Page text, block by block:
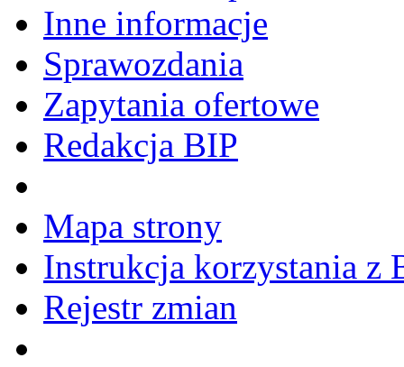
Inne informacje
Sprawozdania
Zapytania ofertowe
Redakcja BIP
Mapa strony
Instrukcja korzystania z
Rejestr zmian